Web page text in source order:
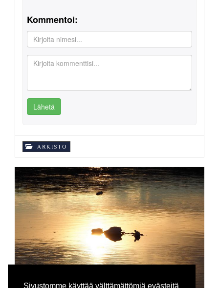
Sivustomme käyttää välttämättömiä evästeitä
Kommentoi:
Lähetä
ARKISTO